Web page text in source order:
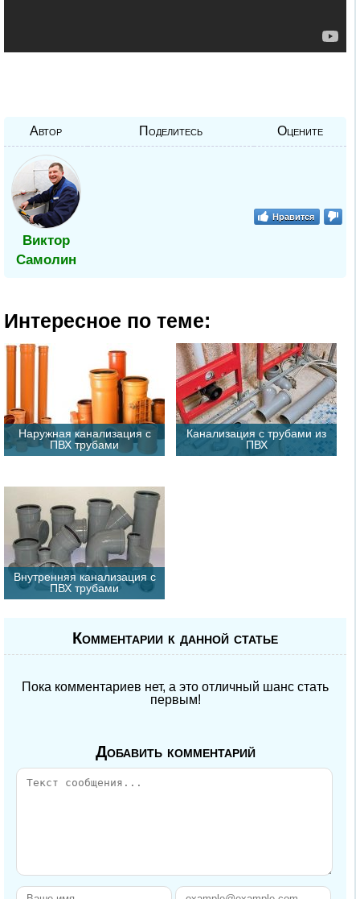
Автор Поделитесь Оцените
Виктор
Самолин
Нравится
Интересное по теме:
Наружная канализация с
ПВХ трубами
Канализация с трубами из
ПВХ
Внутренняя канализация с
ПВХ трубами
Комментарии к данной статье
Пока комментариев нет, а это отличный шанс стать
первым!
Добавить комментарий